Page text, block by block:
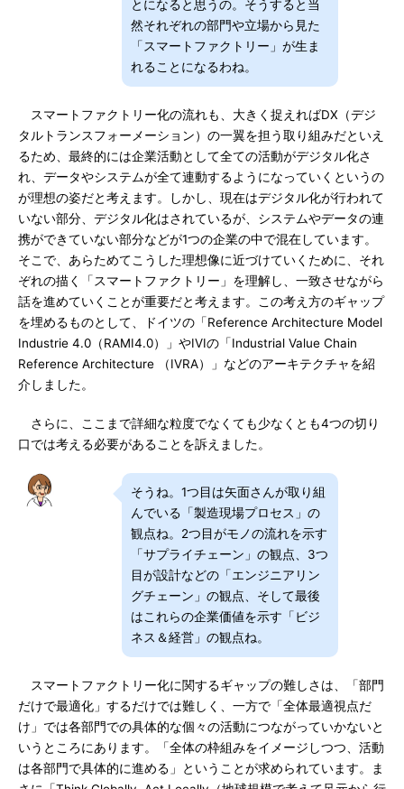
とになると思うの。そうすると当
然それぞれの部門や立場から見た
「スマートファクトリー」が生ま
れることになるわね。
スマートファクトリー化の流れも、大きく捉えればDX（デジ
タルトランスフォーメーション）の一翼を担う取り組みだといえ
るため、最終的には企業活動として全ての活動がデジタル化さ
れ、データやシステムが全て連動するようになっていくというの
が理想の姿だと考えます。しかし、現在はデジタル化が行われて
いない部分、デジタル化はされているが、システムやデータの連
携ができていない部分などが1つの企業の中で混在しています。
そこで、あらためてこうした理想像に近づけていくために、それ
ぞれの描く「スマートファクトリー」を理解し、一致させながら
話を進めていくことが重要だと考えます。この考え方のギャップ
を埋めるものとして、ドイツの「Reference Architecture Model
Industrie 4.0（RAMI4.0）」やIVIの「Industrial Value Chain
Reference Architecture （IVRA）」などのアーキテクチャを紹
介しました。
さらに、ここまで詳細な粒度でなくても少なくとも4つの切り
口では考える必要があることを訴えました。
そうね。1つ目は矢面さんが取り組
んでいる「製造現場プロセス」の
観点ね。2つ目がモノの流れを示す
「サプライチェーン」の観点、3つ
目が設計などの「エンジニアリン
グチェーン」の観点、そして最後
はこれらの企業価値を示す「ビジ
ネス＆経営」の観点ね。
スマートファクトリー化に関するギャップの難しさは、「部門
だけで最適化」するだけでは難しく、一方で「全体最適視点だ
け」では各部門での具体的な個々の活動につながっていかないと
いうところにあります。「全体の枠組みをイメージしつつ、活動
は各部門で具体的に進める」ということが求められています。ま